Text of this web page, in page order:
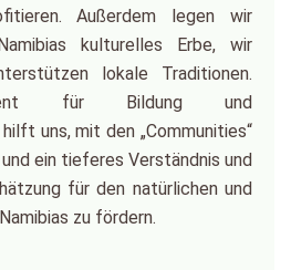
Außerdem legen wir
kulturelles Erbe, wir
lokale Traditionen.
für Bildung und
uns, mit den „Communities“
ein tieferes Verständnis und
für den natürlichen und
zu fördern.